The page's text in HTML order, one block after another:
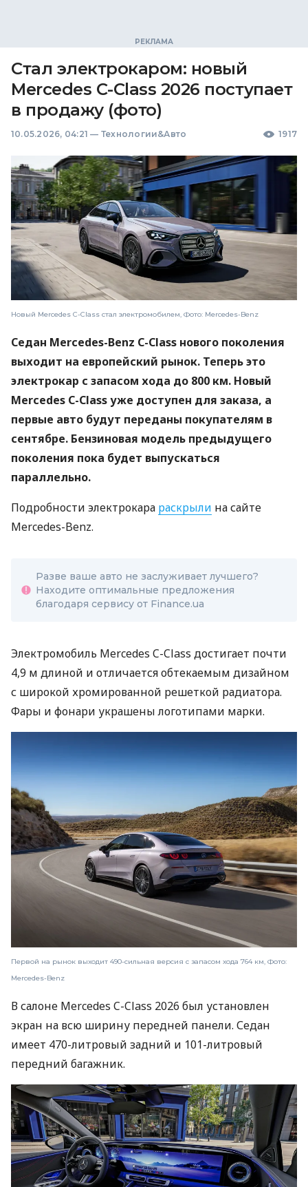
Стал электрокаром: новый
Mercedes C-Class 2026 поступает
в продажу (фото)
10.05.2026, 04:21 — Технологии&Авто 1917
Новый Mercedes C-Class стал электромобилем, Фото: Mercedes-Benz
Седан Mercedes-Benz C-Class нового поколения
выходит на европейский рынок. Теперь это
электрокар с запасом хода до 800 км. Новый
Mercedes C-Class уже доступен для заказа, а
первые авто будут переданы покупателям в
сентябре. Бензиновая модель предыдущего
поколения пока будет выпускаться
параллельно.
Подробности электрокара раскрыли на сайте
Mercedes-Benz.
Разве ваше авто не заслуживает лучшего?
Находите оптимальные предложения
благодаря сервису от Finance.ua
Электромобиль Mercedes C-Class достигает почти
4,9 м длиной и отличается обтекаемым дизайном
с широкой хромированной решеткой радиатора.
Фары и фонари украшены логотипами марки.
Первой на рынок выходит 490-сильная версия с запасом хода 764 км, Фото:
Mercedes-Benz
В салоне Mercedes C-Class 2026 был установлен
экран на всю ширину передней панели. Седан
имеет 470-литровый задний и 101-литровый
передний багажник.